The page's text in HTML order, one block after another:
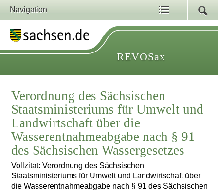
Navigation
REVOSax
Verordnung des Sächsischen
Staatsministeriums für Umwelt und
Landwirtschaft über die
Wasserentnahmeabgabe nach § 91
des Sächsischen Wassergesetzes
Vollzitat: Verordnung des Sächsischen
Staatsministeriums für Umwelt und Landwirtschaft über
die Wasserentnahmeabgabe nach § 91 des Sächsischen